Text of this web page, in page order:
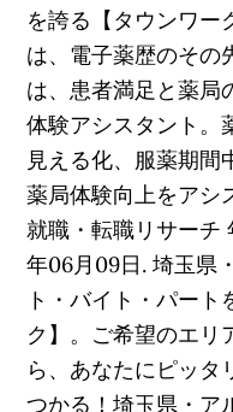
を誇る【タウンワー
は、電子薬歴のその
は、患者満足と薬局
体験アシスタント。
見える化、服薬期間
薬局体験向上をアシ
就職・転職リサーチ
年06月09日. 埼玉県
ト・バイト・パー
ク】。ご希望のエリ
ら、あなたにピッタ
つかる！埼玉県・ア